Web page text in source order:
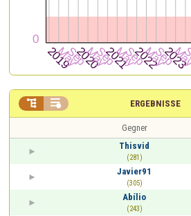
ERGEBNISSE
 
Gegner
Thisvid
(281)
Javier91
(305)
Abílio
(243)